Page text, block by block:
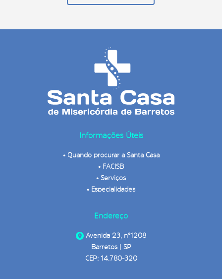
Informações Úteis
• Quando procurar a Santa Casa
• FACISB
• Serviços
• Especialidades
Endereço
Avenida 23, n°1208
Barretos | SP
CEP: 14.780-320